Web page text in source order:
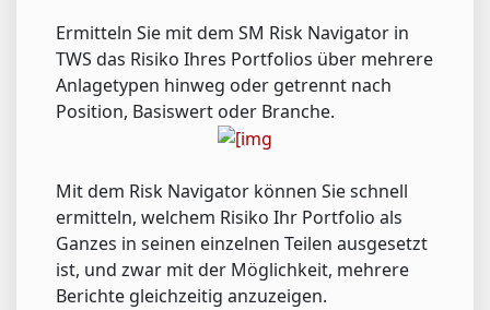
Ermitteln Sie mit dem SM Risk Navigator in
TWS das Risiko Ihres Portfolios über mehrere
Anlagetypen hinweg oder getrennt nach
Position, Basiswert oder Branche.
Mit dem Risk Navigator können Sie schnell
ermitteln, welchem Risiko Ihr Portfolio als
Ganzes in seinen einzelnen Teilen ausgesetzt
ist, und zwar mit der Möglichkeit, mehrere
Berichte gleichzeitig anzuzeigen.